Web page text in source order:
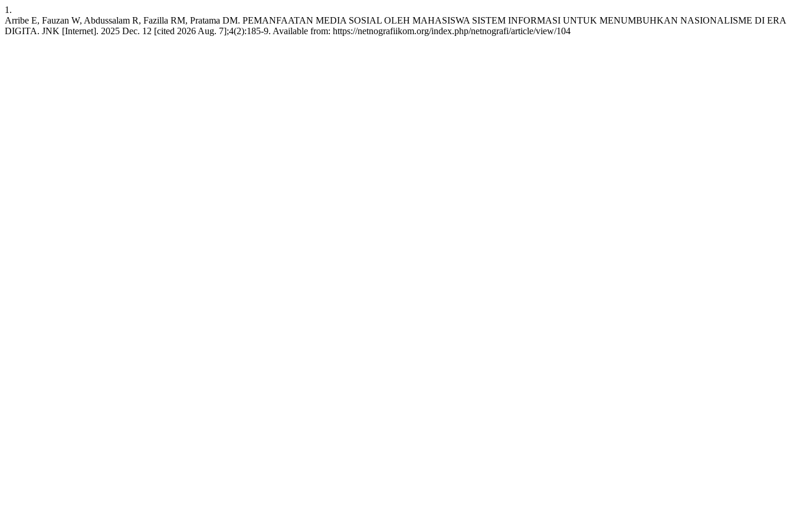
1.
Arribe E, Fauzan W, Abdussalam R, Fazilla RM, Pratama DM. PEMANFAATAN MEDIA SOSIAL OLEH MAHASISWA SISTEM INFORMASI UNTUK MENUMBUHKAN NASIONALISME DI ERA
DIGITA. JNK [Internet]. 2025 Dec. 12 [cited 2026 Aug. 7];4(2):185-9. Available from: https://netnografiikom.org/index.php/netnografi/article/view/104